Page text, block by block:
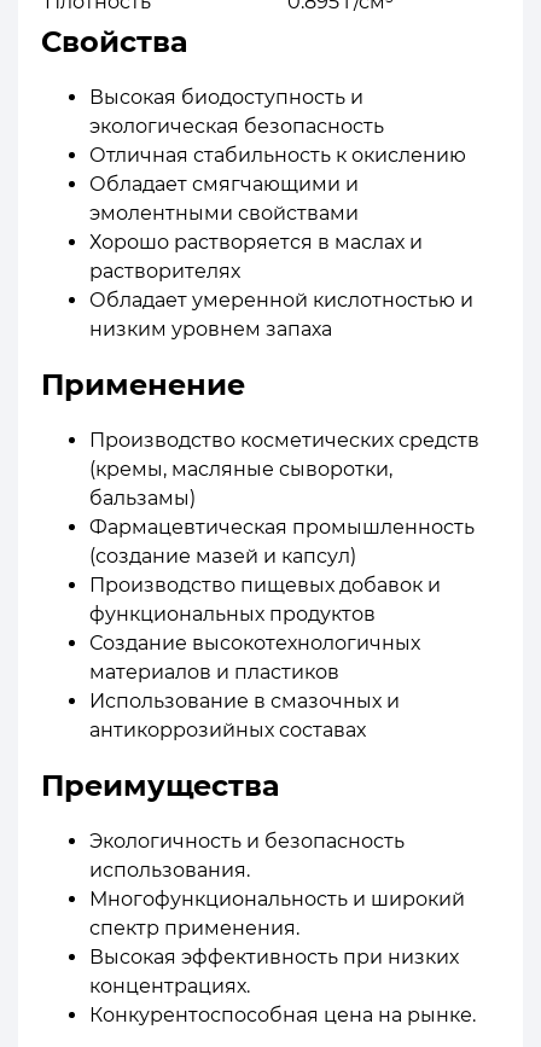
Свойства
Высокая биодоступность и
экологическая безопасность
Отличная стабильность к окислению
Обладает смягчающими и
эмолентными свойствами
Хорошо растворяется в маслах и
растворителях
Обладает умеренной кислотностью и
низким уровнем запаха
Применение
Производство косметических средств
(кремы, масляные сыворотки,
бальзамы)
Фармацевтическая промышленность
(создание мазей и капсул)
Производство пищевых добавок и
функциональных продуктов
Создание высокотехнологичных
материалов и пластиков
Использование в смазочных и
антикоррозийных составах
Преимущества
Экологичность и безопасность
использования.
Многофункциональность и широкий
спектр применения.
Высокая эффективность при низких
концентрациях.
Конкурентоспособная цена на рынке.